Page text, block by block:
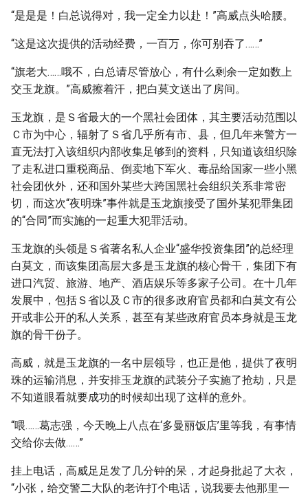
“是是是！白总说得对，我一定全力以赴！”高威点头哈腰。
“这是这次提供的活动经费，一百万，你可别吞了……”
“旗老大……哦不，白总请尽管放心，有什么剩余一定如数上
交玉龙旗。”高威擦着汗，把白莫文送出了房间。
玉龙旗，是Ｓ省最大的一个黑社会团体，其主要活动范围以
Ｃ市为中心，辐射了Ｓ省几乎所有市、县，但几年来警方一
直无法打入该组织内部收集足够到的资料，只知道该组织除
了走私进口重税商品、倒卖地下军火、毒品给国家一些小黑
社会团伙外，还和国外某些大跨国黑社会组织关系非常密
切，而这次“夜明珠”事件就是玉龙旗接受了国外某犯罪集团
的“合同”而实施的一起重大犯罪活动。
玉龙旗的头领是Ｓ省著名私人企业“盛华投资集团”的总经理
白莫文，而该集团高层大多是玉龙旗的核心骨干，集团下有
进口汽贸、旅游、地产、酒店娱乐等多家子公司。在十几年
发展中，包括Ｓ省以及Ｃ市的很多政府官员都和白莫文有公
开或非公开的私人关系，甚至有某些政府官员本身就是玉龙
旗的骨干份子。
高威，就是玉龙旗的一名中层领导，也正是他，提供了夜明
珠的运输消息，并安排玉龙旗的武装分子实施了抢劫，只是
不知道眼看就要成功的时候却出现了这样的意外。
“喂……葛志强，今天晚上八点在‘多曼丽饭店’里等我，有事情
交给你去做……”
挂上电话，高威足足发了几分钟的呆，才起身批起了大衣，
“小张，给交警二大队的老许打个电话，说我要去他那里一